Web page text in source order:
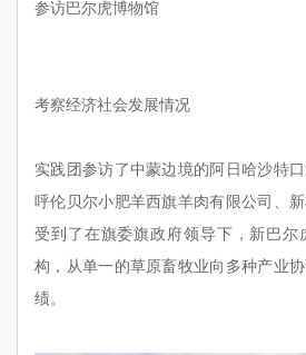
参访巴尔虎博物馆
考察经济社会发展情况
实践团参访了中蒙边境的阿日哈沙特
呼伦贝尔小肥羊西旗羊肉有限公司、
受到了在旗委旗政府领导下，新巴尔
构，从单一的草原畜牧业向多种产业
绩。